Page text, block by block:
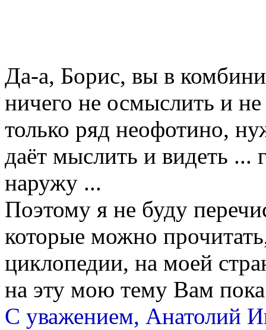
Да-а, Борис, вы в
ничего не осмыслить и
только ряд неофотино,
даёт мыслить и видеть ...
наружу ...
Поэтому я не буду
которые можно
циклопедии, на моей
на эту мою тему Вам пока
С уважением, Анатолий